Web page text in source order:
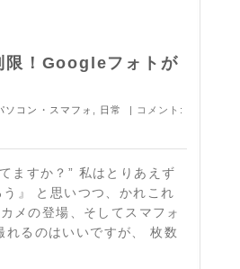
限！Googleフォトが
ソコン・スマフォ 日常
| コメント:
ますか？” 私はとりあえず
』 と思いつつ、かれこれ
メの登場、そしてスマフォ
れるのはいいですが、 枚数